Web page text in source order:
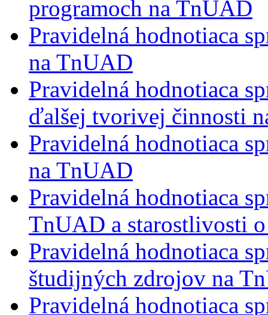
programoch na TnUAD
Pravidelná hodnotiaca
na TnUAD
Pravidelná hodnotiaca
ďalšej tvorivej činnosti
Pravidelná hodnotiaca
na TnUAD
Pravidelná hodnotiaca
TnUAD a starostlivosti
Pravidelná hodnotiaca
študijných zdrojov na
Pravidelná hodnotiaca